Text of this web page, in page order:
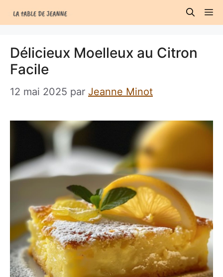
au
Délicieux Moelleux au Citron
Facile
12 mai 2025 par Jeanne Minot